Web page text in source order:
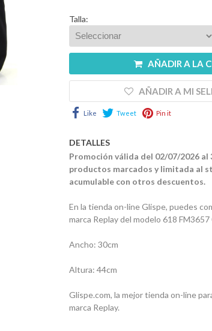
Talla:
AÑADIR A LA
AÑADIR A MI
Like Tweet Pin it
DETALLES
Promoción válida del 02/07/2026 al
productos marcados y limitada al
acumulable con otros descuentos.
En la tienda on-line Glispe, puedes
marca Replay del modelo 618 FM3657
Ancho: 30cm
Altura: 44cm
Glispe.com, la mejor tienda on-line
marca Replay.